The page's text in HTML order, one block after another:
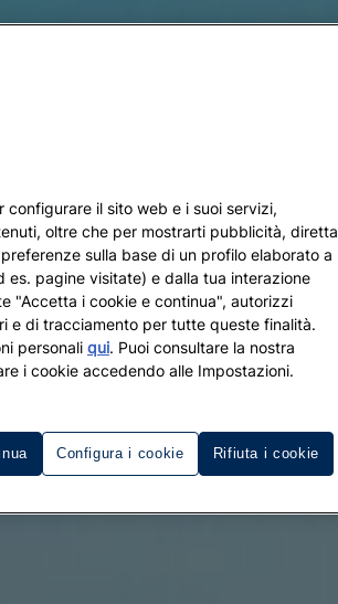
il sito web e i suoi servizi,
oltre che per mostrarti pubblicità, diretta
sulla base di un profilo elaborato a
pagine visitate) e dalla tua interazione
"Accetta i cookie e continua", autorizzi
e di tracciamento per tutte queste finalità.
personali qui. Puoi consultare la nostra
i cookie accedendo alle Impostazioni.
Configura i cookie Rifiuta i cookie